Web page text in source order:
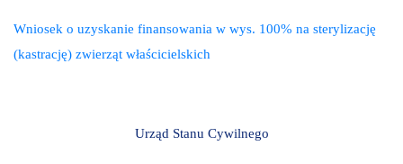
Wniosek o uzyskanie finansowania w wys. 100% na sterylizację
(kastrację) zwierząt właścicielskich
Urząd Stanu Cywilnego